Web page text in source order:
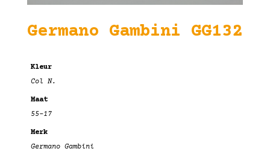
Germano Gambini GG132
Kleur
Col N.
Maat
55-17
Merk
Germano Gambini